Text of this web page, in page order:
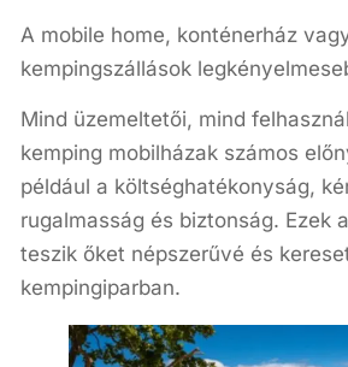
A mobile home, konténerház
kempingszállások
Mind üzemeltetői, mind
kemping mobilházak számos
például a költséghatékonyság,
rugalmasság és biztonság. Ezek
teszik őket népszerűvé és
kempingiparban.